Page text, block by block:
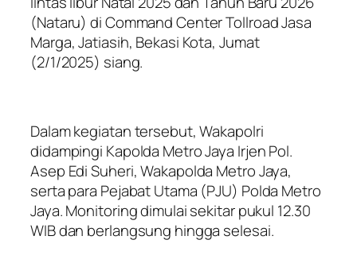
(Nataru) di Command Center Tollroad Jasa
Marga, Jatiasih, Bekasi Kota, Jumat
(2/1/2025) siang.
Dalam kegiatan tersebut, Wakapolri
didampingi Kapolda Metro Jaya Irjen Pol.
Asep Edi Suheri, Wakapolda Metro Jaya,
serta para Pejabat Utama (PJU) Polda Metro
Jaya. Monitoring dimulai sekitar pukul 12.30
WIB dan berlangsung hingga selesai.